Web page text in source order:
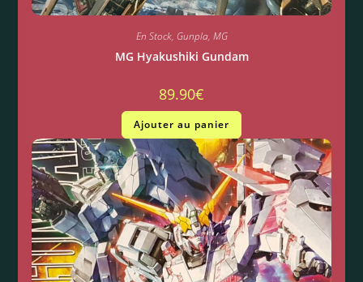
En Stock, Gunpla, MG
MG Hyakushiki Gundam
89.90€
Ajouter au panier